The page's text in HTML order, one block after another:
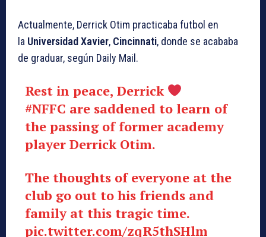
Actualmente, Derrick Otim practicaba futbol en
la Universidad Xavier, Cincinnati, donde se acababa
de graduar, según Daily Mail.
Rest in peace, Derrick
#NFFC are saddened to learn of
the passing of former academy
player Derrick Otim.
The thoughts of everyone at the
club go out to his friends and
family at this tragic time.
pic.twitter.com/zqR5thSHlm